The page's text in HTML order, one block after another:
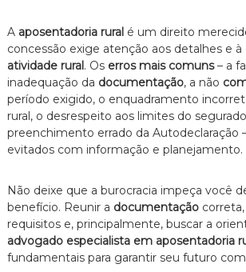
A aposentadoria ruralé um direito
concessão exige atenção aos detalhes e à
atividade rural. Os erros mais comuns– a
inadequação da documentação, a não
período exigido, o enquadramento
rural, o desrespeito aos limites do
preenchimento errado da Autodeclaração
evitados com informação e planejamento.
Não deixe que a burocracia impeça você
benefício. Reunir a documentação
requisitos e, principalmente, buscar a
advogado especialista em aposentadoria
fundamentais para garantir seu futuro